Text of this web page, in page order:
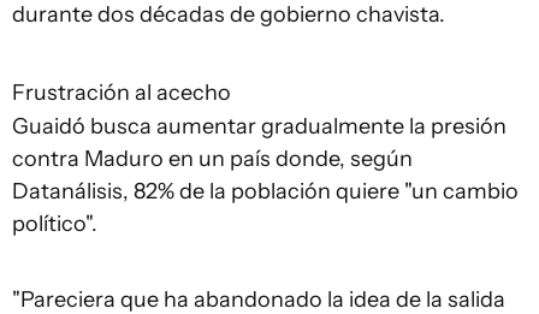
durante dos décadas de gobierno chavista.
Frustración al acecho
Guaidó busca aumentar gradualmente la presión
contra Maduro en un país donde, según
Datanálisis, 82% de la población quiere "un cambio
político".
"Pareciera que ha abandonado la idea de la salida